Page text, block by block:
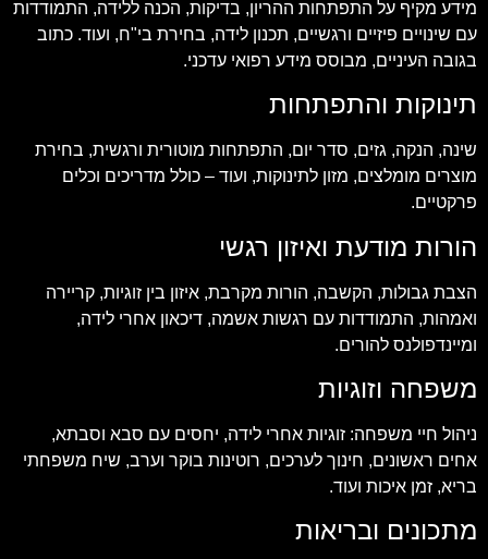
מידע מקיף על התפתחות ההריון, בדיקות, הכנה ללידה, התמודדות
עם שינויים פיזיים ורגשיים, תכנון לידה, בחירת בי"ח, ועוד. כתוב
בגובה העיניים, מבוסס מידע רפואי עדכני.
תינוקות והתפתחות
שינה, הנקה, גזים, סדר יום, התפתחות מוטורית ורגשית, בחירת
מוצרים מומלצים, מזון לתינוקות, ועוד – כולל מדריכים וכלים
פרקטיים.
הורות מודעת ואיזון רגשי
הצבת גבולות, הקשבה, הורות מקרבת, איזון בין זוגיות, קריירה
ואמהות, התמודדות עם רגשות אשמה, דיכאון אחרי לידה,
ומיינדפולנס להורים.
משפחה וזוגיות
ניהול חיי משפחה: זוגיות אחרי לידה, יחסים עם סבא וסבתא,
אחים ראשונים, חינוך לערכים, רוטינות בוקר וערב, שיח משפחתי
בריא, זמן איכות ועוד.
מתכונים ובריאות